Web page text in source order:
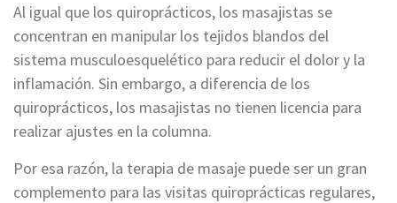
Al igual que los quiroprácticos, los masajistas se
concentran en manipular los tejidos blandos del
sistema musculoesquelético para reducir el dolor y la
inflamación. Sin embargo, a diferencia de los
quiroprácticos, los masajistas no tienen licencia para
realizar ajustes en la columna.
Por esa razón, la terapia de masaje puede ser un gran
complemento para las visitas quiroprácticas regulares,